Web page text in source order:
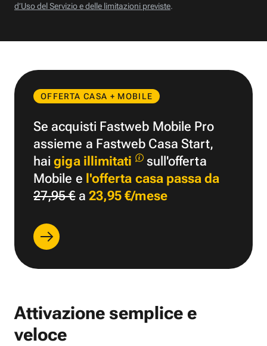
d’Uso del Servizio e delle limitazioni previste.
OFFERTA CASA + MOBILE
Se acquisti Fastweb Mobile Pro
assieme a Fastweb Casa Start,
haigiga illimitati
sull'offerta
Mobile e l'offerta casa passa da
27,95 €a 23,95 €/mese
Attivazione semplice e
veloce